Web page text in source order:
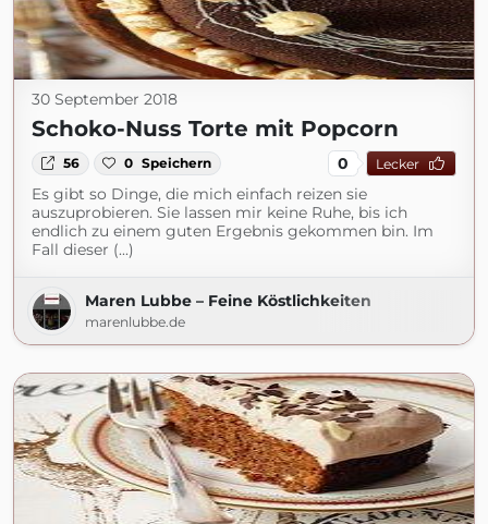
30 September 2018
Schoko-Nuss Torte mit Popcorn
56 0 Speichern 0 Lecker
Es gibt so Dinge, die mich einfach reizen sie
auszuprobieren. Sie lassen mir keine Ruhe, bis ich
endlich zu einem guten Ergebnis gekommen bin. Im
Fall dieser (...)
Maren Lubbe – Feine Köstlichkeiten
marenlubbe.de